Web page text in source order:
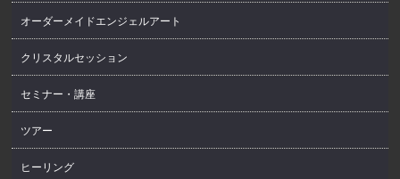
オーダーメイドエンジェルアート
クリスタルセッション
セミナー・講座
ツアー
ヒーリング